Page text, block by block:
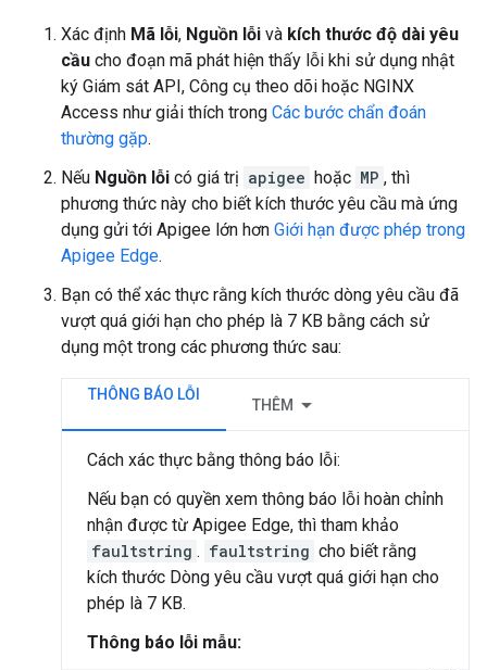
Xác định Mã lỗi, Nguồn lỗi và kích thước độ dài yêu
cầu cho đoạn mã phát hiện thấy lỗi khi sử dụng nhật
ký Giám sát API, Công cụ theo dõi hoặc NGINX
Access như giải thích trong Các bước chẩn đoán
thường gặp.
Nếu Nguồn lỗi có giá trị apigee hoặc MP , thì
phương thức này cho biết kích thước yêu cầu mà ứng
dụng gửi tới Apigee lớn hơn Giới hạn được phép trong
Apigee Edge.
Bạn có thể xác thực rằng kích thước dòng yêu cầu đã
vượt quá giới hạn cho phép là 7 KB bằng cách sử
dụng một trong các phương thức sau:
THÔNG BÁO LỖI
THÊM
Cách xác thực bằng thông báo lỗi:
Nếu bạn có quyền xem thông báo lỗi hoàn chỉnh
nhận được từ Apigee Edge, thì tham khảo
faultstring . faultstring cho biết rằng
kích thước Dòng yêu cầu vượt quá giới hạn cho
phép là 7 KB.
Thông báo lỗi mẫu: